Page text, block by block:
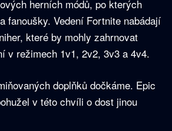
herních módů, po kterých
fanoušky. Vedení Fortnite nabádají
které by mohly zahrnovat
v režimech 1v1, 2v2, 3v3 a 4v4.
doplňků dočkáme. Epic
v této chvíli o dost jinou